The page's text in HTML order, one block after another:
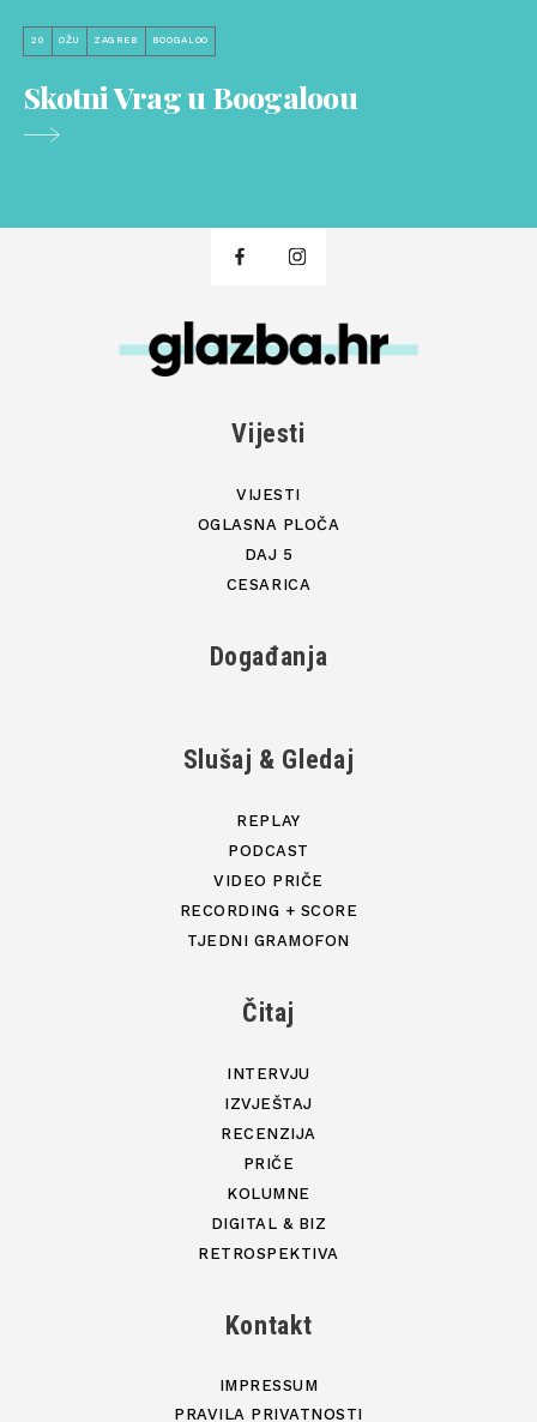
20 OŽU ZAGREB BOOGALOO
Skotni Vrag u Boogaloou
Vijesti
VIJESTI
OGLASNA PLOČA
DAJ 5
CESARICA
Događanja
Slušaj & Gledaj
REPLAY
PODCAST
VIDEO PRIČE
RECORDING + SCORE
TJEDNI GRAMOFON
Čitaj
INTERVJU
IZVJEŠTAJ
RECENZIJA
PRIČE
KOLUMNE
DIGITAL & BIZ
RETROSPEKTIVA
Kontakt
IMPRESSUM
PRAVILA PRIVATNOSTI